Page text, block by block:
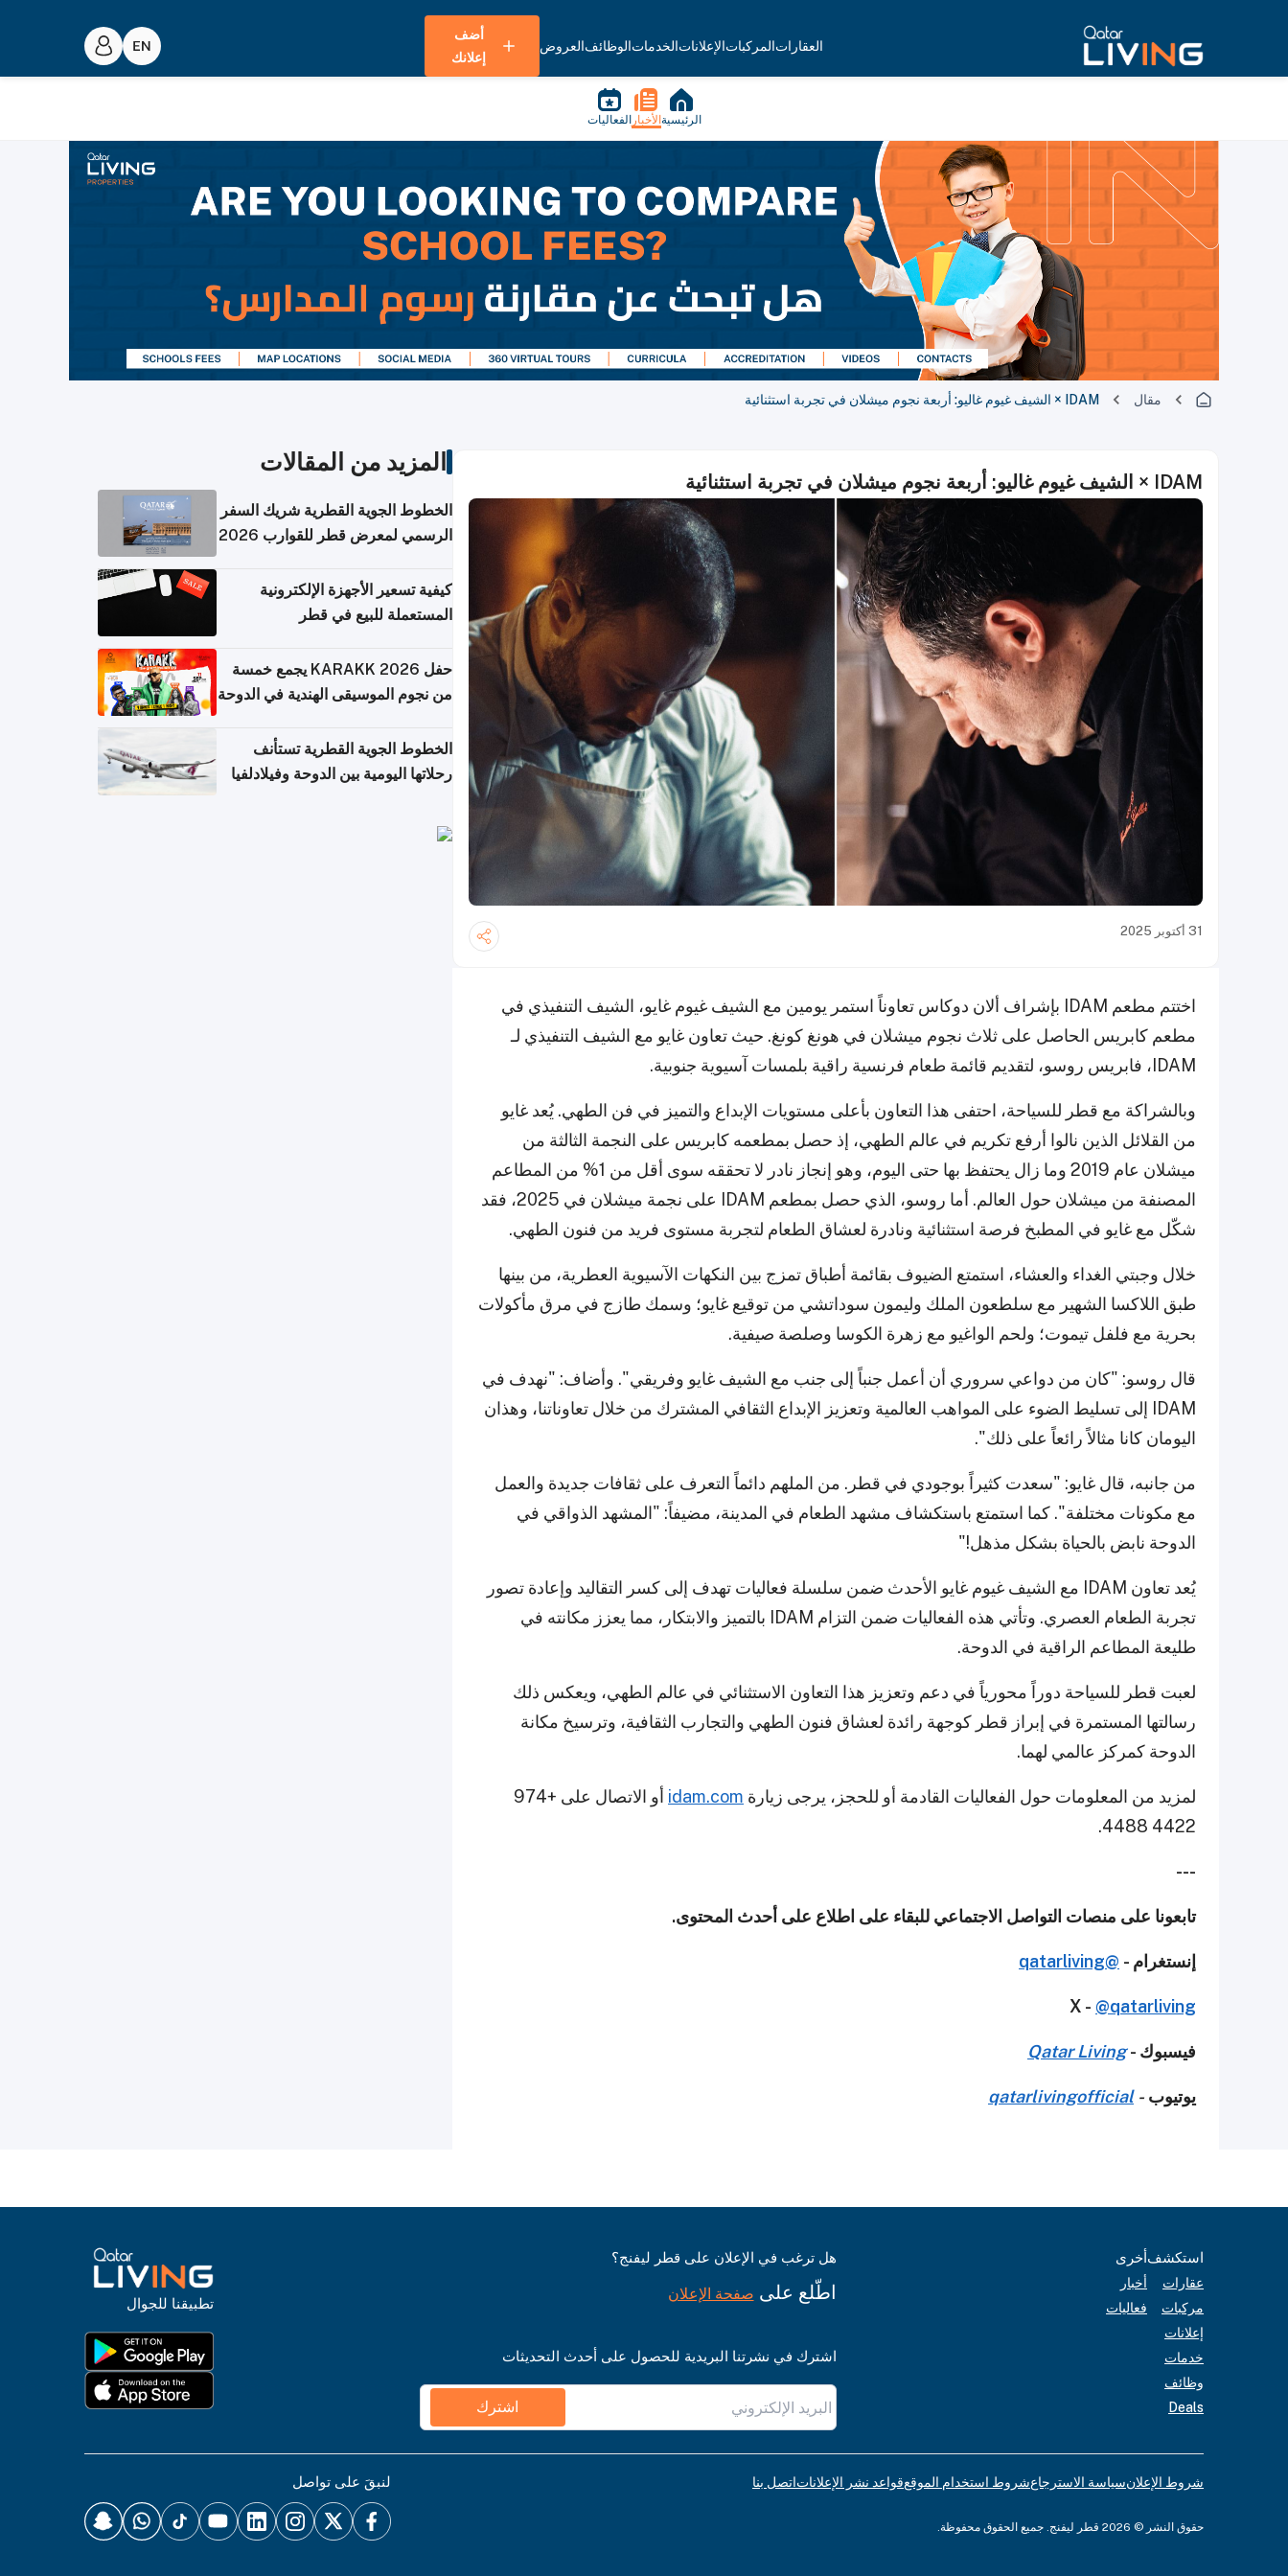
العقاراتالمركباتالإعلاناتالخدماتالوظائفالعروض
أضف
إعلانك
الرئيسية الأخبار الفعاليات
مقال IDAM × الشيف غيوم غاليو: أربعة نجوم ميشلان في تجربة استثنائية
IDAM × الشيف غيوم غاليو: أربعة نجوم ميشلان في تجربة استثنائية
31 أكتوبر 2025
اختتم مطعم IDAM بإشراف ألان دوكاس تعاوناً استمر يومين مع الشيف غيوم غايو، الشيف التنفيذي في
مطعم كابريس الحاصل على ثلاث نجوم ميشلان في هونغ كونغ. حيث تعاون غايو مع الشيف التنفيذي لـ
IDAM، فابريس روسو، لتقديم قائمة طعام فرنسية راقية بلمسات آسيوية جنوبية.
وبالشراكة مع قطر للسياحة، احتفى هذا التعاون بأعلى مستويات الإبداع والتميز في فن الطهي. يُعد غايو
من القلائل الذين نالوا أرفع تكريم في عالم الطهي، إذ حصل بمطعمه كابريس على النجمة الثالثة من
ميشلان عام 2019 وما زال يحتفظ بها حتى اليوم، وهو إنجاز نادر لا تحققه سوى أقل من 1% من المطاعم
المصنفة من ميشلان حول العالم. أما روسو، الذي حصل بمطعم IDAM على نجمة ميشلان في 2025، فقد
شكّل مع غايو في المطبخ فرصة استثنائية ونادرة لعشاق الطعام لتجربة مستوى فريد من فنون الطهي.
خلال وجبتي الغداء والعشاء، استمتع الضيوف بقائمة أطباق تمزج بين النكهات الآسيوية العطرية، من بينها
طبق اللاكسا الشهير مع سلطعون الملك وليمون سوداتشي من توقيع غايو؛ وسمك طازج في مرق مأكولات
بحرية مع فلفل تيموت؛ ولحم الواغيو مع زهرة الكوسا وصلصة صيفية.
قال روسو: "كان من دواعي سروري أن أعمل جنباً إلى جنب مع الشيف غايو وفريقي". وأضاف: "نهدف في
IDAM إلى تسليط الضوء على المواهب العالمية وتعزيز الإبداع الثقافي المشترك من خلال تعاوناتنا، وهذان
اليومان كانا مثالاً رائعاً على ذلك".
من جانبه، قال غايو: "سعدت كثيراً بوجودي في قطر. من الملهم دائماً التعرف على ثقافات جديدة والعمل
مع مكونات مختلفة". كما استمتع باستكشاف مشهد الطعام في المدينة، مضيفاً: "المشهد الذواقي في
الدوحة نابض بالحياة بشكل مذهل!"
يُعد تعاون IDAM مع الشيف غيوم غايو الأحدث ضمن سلسلة فعاليات تهدف إلى كسر التقاليد وإعادة تصور
تجربة الطعام العصري. وتأتي هذه الفعاليات ضمن التزام IDAM بالتميز والابتكار، مما يعزز مكانته في
طليعة المطاعم الراقية في الدوحة.
لعبت قطر للسياحة دوراً محورياً في دعم وتعزيز هذا التعاون الاستثنائي في عالم الطهي، ويعكس ذلك
رسالتها المستمرة في إبراز قطر كوجهة رائدة لعشاق فنون الطهي والتجارب الثقافية، وترسيخ مكانة
الدوحة كمركز عالمي لهما.
لمزيد من المعلومات حول الفعاليات القادمة أو للحجز، يرجى زيارة idam.com
أو الاتصال على +974
4422 4488.
---
تابعونا على منصات التواصل الاجتماعي للبقاء على اطلاع على أحدث المحتوى.
إنستغرام - @qatarliving
X - @qatarliving
فيسبوك -Qatar Living
يوتيوب -
qatarlivingofficial
المزيد من المقالات
الخطوط الجوية القطرية شريك السفر
الرسمي لمعرض قطر للقوارب 2026
كيفية تسعير الأجهزة الإلكترونية
المستعملة للبيع في قطر
حفل KARAKK 2026 يجمع خمسة
من نجوم الموسيقى الهندية في الدوحة
الخطوط الجوية القطرية تستأنف
رحلاتها اليومية بين الدوحة وفيلادلفيا
استكشف
عقارات
مركبات
إعلانات
خدمات
وظائف
Deals
أخرى
أخبار
فعاليات
هل ترغب في الإعلان على قطر ليفنج؟
اطّلع على صفحة الإعلان
اشترك في نشرتنا البريدية للحصول على أحدث التحديثات
اشترك
تطبيقنا للجوال
شروط الإعلانسياسة الاسترجاعشروط استخدام الموقعقواعد نشر الإعلاناتاتصل بنا
حقوق النشر © 2026 قطر ليفنج. جميع الحقوق محفوظة.
لنبقَ على تواصل